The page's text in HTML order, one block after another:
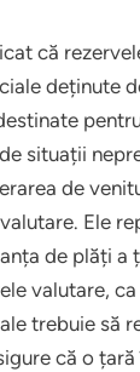
că
deținute
situații
de
Ele
de plăți a
valutare,
trebuie să
că o